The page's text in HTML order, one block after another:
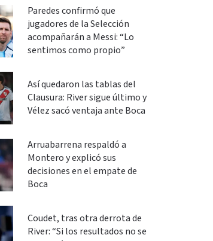
Paredes confirmó que
jugadores de la Selección
acompañarán a Messi: “Lo
sentimos como propio”
Así quedaron las tablas del
Clausura: River sigue último y
Vélez sacó ventaja ante Boca
Arruabarrena respaldó a
Montero y explicó sus
decisiones en el empate de
Boca
Coudet, tras otra derrota de
River: “Si los resultados no se